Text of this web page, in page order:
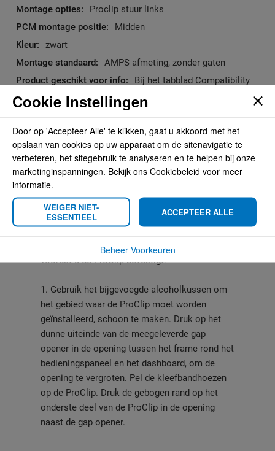
Proclip stuur links
Midden
zwart
AMPS afmeting, zonder gaten
Bij het tabblad Compatibility
checkt u de auto's die geschikt is/zijn voor deze Proclip.
Compatibility
Instructies
Lees alle instructies en kijk naar de foto's
voordat u de ProClip bevestigt.
1. Gebruik het bijgevoegde alcoholkussen om
het gebied waar de ProClip moet worden
geïnstalleerd, schoon te maken. Druk op het
dunne uiteinde van de meegeleverde gap
opener in de opening tussen het frame rond het
bedieningspaneel en het dashboard, om de
opening te vergroten. Pel de kleefbandhoezen
op de ProClip. Druk de gebogen rand op het
onderste deel van de ProClip in de opening
naast de gap opener.
Cookie Instellingen
Door op 'Accepteer Alle' te klikken, gaat u akkoord met het
opslaan van cookies op uw apparaat om de sitenavigatie te
verbeteren, het sitegebruik te analyseren en te helpen bij onze
marketinginspanningen. Bekijk ons Cookiebeleid voor meer
informatie.
WEIGER NIET-
ESSENTIEEL
ACCEPTEER ALLE
Beheer Voorkeuren